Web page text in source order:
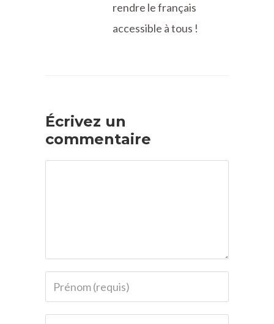
rendre le français
accessible à tous !
Écrivez un
commentaire